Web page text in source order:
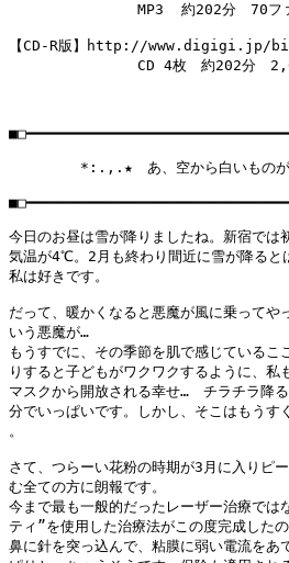
MP3  約202分　70ファイ
【CD-R版】http://www.digigi.jp/
CD 4枚　約202分　
*:.,.★　あ、空から白いものが
今日のお昼は雪が降りましたね。新宿では
気温が4℃。2月も終わり間近に雪が降ると
私は好きです。
だって、暖かくなると悪魔が風に乗ってや
いう悪魔が…
もうすでに、その季節を肌で感じている
りすると子どもがワクワクするように、私
マスクから開放される幸せ…　チラチラ降
分でいっぱいです。しかし、そこはもう
。
さて、つらーい花粉の時期が3月に入りピ
む全ての方に朗報です。
今まで最も一般的だったレーザー治療では
ティ”を使用した治療法がこの度完成したの
鼻に針を突っ込んで、粘膜に弱い電流をあ